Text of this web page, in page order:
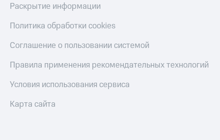
Раскрытие информации
Политика обработки cookies
Соглашение о пользовании системой
Правила применения рекомендательных технологий
Условия использования сервиса
Карта сайта